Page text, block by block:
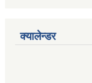
क्यालेन्डर